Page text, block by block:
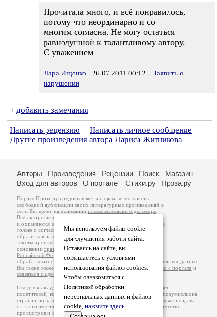
Прочитала много, и всё понравилось,
потому что неординарно и со
многим согласна. Не могу остаться
равнодушной к талантливому автору.
С уважением
Лара Ищенко 26.07.2011 00:12
Заявить о
нарушении
+ добавить замечания
Написать рецензию
Написать личное сообщение
Другие произведения автора Лариса Житникова
Мы используем файлы cookie
для улучшения работы сайта.
Оставаясь на сайте, вы
соглашаетесь с условиями
использования файлов cookies.
Чтобы ознакомиться с
Политикой обработки
персональных данных и файлов
cookie, нажмите здесь.
Авторы Произведения Рецензии Поиск
Магазин
Вход для авторов
О портале Стихи.ру Проза.ру
Портал Проза.ру предоставляет авторам возможность
свободной публикации своих литературных произведений в
сети Интернет на основаниипользовательского договора
Все авторские права на произведения принадлежат авторам
и охраняются законом
. Перепечатка произведений возможна
только с согласия его автора, к которому вы можете
обратиться на его авторской странице. Ответственность за
тексты произведений авторы несут самостоятельно на
основанииправил публикацииизаконодательства
Российской Федерации
обрабатываются на основанииПолитики обработки персональных данных
Вы также можете посмотреть более подробнуюинформацию о портале и
связаться с администрацией
Ежедневная аудитория портала Проза.ру – порядка 100 тысяч
посетителей, которые в общей сумме просматривают более полумиллиона
страниц по данным счетчика посещаемости, который расположен справа
от этого текста. В каждой графе указано по две цифры: количество
просмотров и количество посетителей.